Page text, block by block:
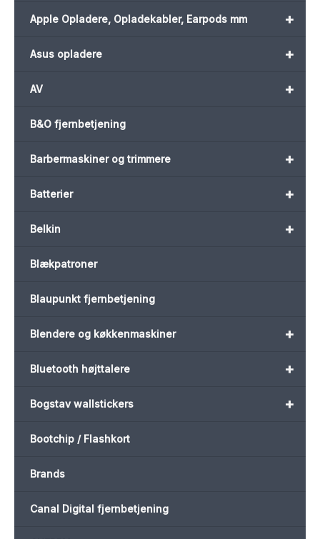
+
Apple Opladere, Opladekabler, Earpods mm
+
Asus opladere
+
AV
B&O fjernbetjening
+
Barbermaskiner og trimmere
+
Batterier
+
Belkin
Blækpatroner
Blaupunkt fjernbetjening
+
Blendere og køkkenmaskiner
+
Bluetooth højttalere
+
Bogstav wallstickers
Bootchip / Flashkort
Brands
Canal Digital fjernbetjening